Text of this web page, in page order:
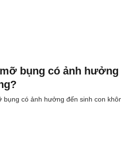
bụng có ảnh hưởng
bụng có ảnh hưởng đến sinh con